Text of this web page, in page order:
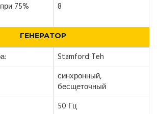
75%
8
ГЕНЕРАТОР
Stamford Teh
синхронный,
бесщеточный
50 Гц